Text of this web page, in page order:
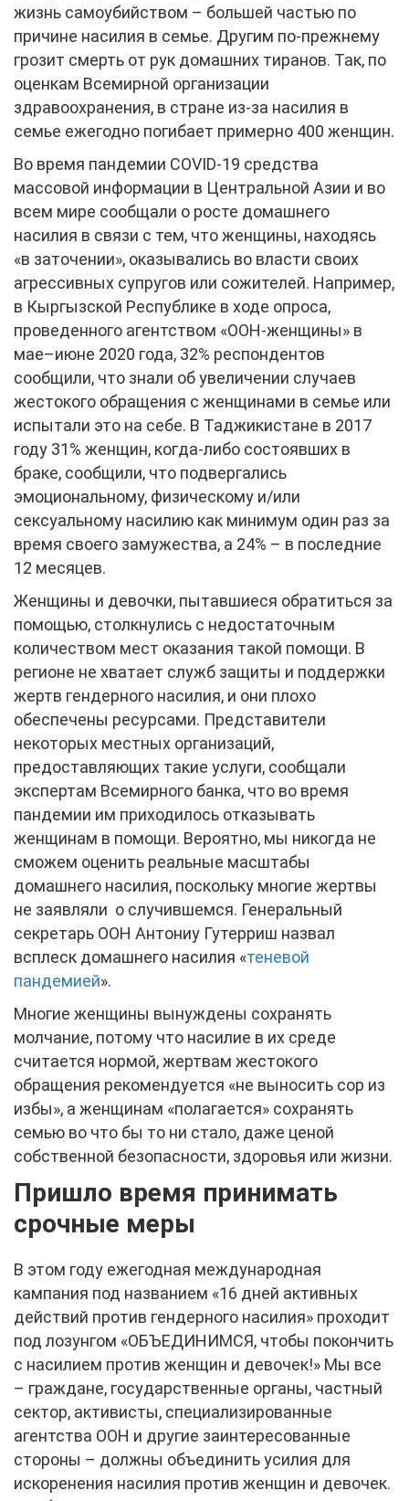
жизнь самоубийством – большей частью по
причине насилия в семье. Другим по-прежнему
грозит смерть от рук домашних тиранов. Так, по
оценкам Всемирной организации
здравоохранения, в стране из-за насилия в
семье ежегодно погибает примерно 400 женщин.
Во время пандемии COVID-19 средства
массовой информации в Центральной Азии и во
всем мире сообщали о росте домашнего
насилия в связи с тем, что женщины, находясь
«в заточении», оказывались во власти своих
агрессивных супругов или сожителей. Например,
в Кыргызской Республике в ходе опроса,
проведенного агентством «ООН-женщины» в
мае–июне 2020 года, 32% респондентов
сообщили, что знали об увеличении случаев
жестокого обращения с женщинами в семье или
испытали это на себе. В Таджикистане в 2017
году 31% женщин, когда-либо состоявших в
браке, сообщили, что подвергались
эмоциональному, физическому и/или
сексуальному насилию как минимум один раз за
время своего замужества, а 24% – в последние
12 месяцев.
Женщины и девочки, пытавшиеся обратиться за
помощью, столкнулись с недостаточным
количеством мест оказания такой помощи. В
регионе не хватает служб защиты и поддержки
жертв гендерного насилия, и они плохо
обеспечены ресурсами. Представители
некоторых местных организаций,
предоставляющих такие услуги, сообщали
экспертам Всемирного банка, что во время
пандемии им приходилось отказывать
женщинам в помощи. Вероятно, мы никогда не
сможем оценить реальные масштабы
домашнего насилия, поскольку многие жертвы
не заявляли о случившемся. Генеральный
секретарь ООН Антониу Гутерриш назвал
всплеск домашнего насилия «теневой
пандемией».
Многие женщины вынуждены сохранять
молчание, потому что насилие в их среде
считается нормой, жертвам жестокого
обращения рекомендуется «не выносить сор из
избы», а женщинам «полагается» сохранять
семью во что бы то ни стало, даже ценой
собственной безопасности, здоровья или жизни.
Пришло время принимать
срочные меры
В этом году ежегодная международная
кампания под названием «16 дней активных
действий против гендерного насилия» проходит
под лозунгом «ОБЪЕДИНИМСЯ, чтобы покончить
с насилием против женщин и девочек!» Мы все
– граждане, государственные органы, частный
сектор, активисты, специализированные
агентства ООН и другие заинтересованные
стороны – должны объединить усилия для
искоренения насилия против женщин и девочек.